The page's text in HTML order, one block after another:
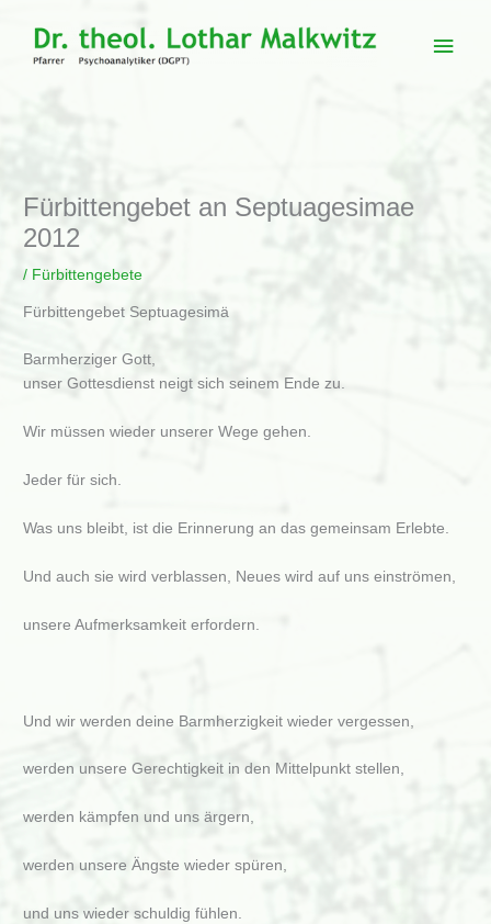
springen
Fürbittengebet an Septuagesimae
2012
/ Fürbittengebete
Fürbittengebet Septuagesimä
Barmherziger Gott,
unser Gottesdienst neigt sich seinem Ende zu.
Wir müssen wieder unserer Wege gehen.
Jeder für sich.
Was uns bleibt, ist die Erinnerung an das gemeinsam Erlebte.
Und auch sie wird verblassen, Neues wird auf uns einströmen,
unsere Aufmerksamkeit erfordern.
Und wir werden deine Barmherzigkeit wieder vergessen,
werden unsere Gerechtigkeit in den Mittelpunkt stellen,
werden kämpfen und uns ärgern,
werden unsere Ängste wieder spüren,
und uns wieder schuldig fühlen.